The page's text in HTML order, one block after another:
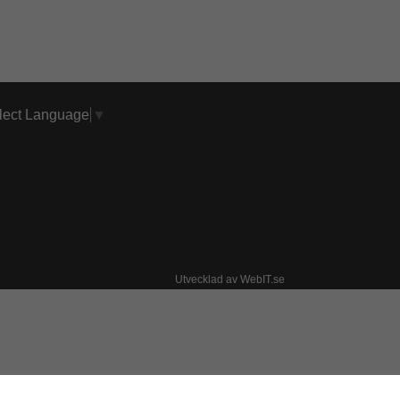
Language ▼
Utvecklad av WebIT.se